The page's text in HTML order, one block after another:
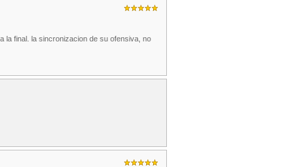
la final. la sincronizacion de su ofensiva, no